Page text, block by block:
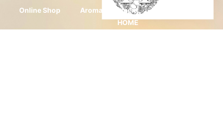
Online Shop
Aroma Treatment
HOME